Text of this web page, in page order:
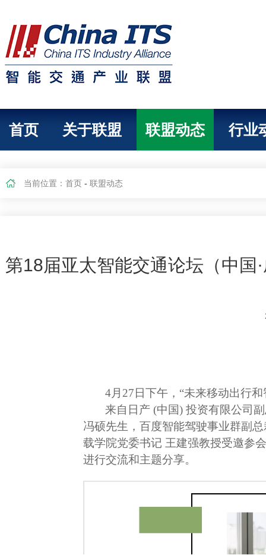
首页 关于联盟 联盟动态 行业
当前位置： 首页 - 联盟动态
第18届亚太智能交通论坛（中
4月27日下午，“未来移动出行
来自日产 (中国) 投资有限公司
冯硕先生，百度智能驾驶事业群副
载学院党委书记 王建强教授受邀参
进行交流和主题分享。